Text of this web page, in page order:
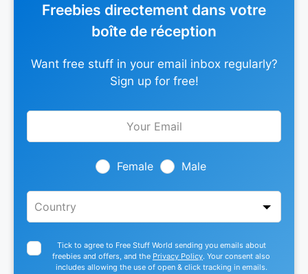
Freebies directement dans votre
boîte de réception
Want free stuff in your email inbox regularly?
Sign up for free!
Leave
Female Male
Tick to agree to Free Stuff World sending you emails about
freebies and offers, and the Privacy Policy. Your consent also
includes allowing the use of open & click tracking in emails.